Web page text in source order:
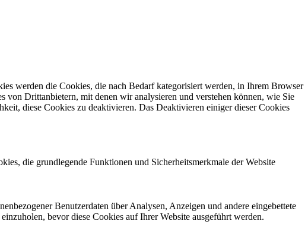
werden die Cookies, die nach Bedarf kategorisiert werden, in Ihrem Browser
von Drittanbietern, mit denen wir analysieren und verstehen können, wie Sie
diese Cookies zu deaktivieren. Das Deaktivieren einiger dieser Cookies
die grundlegende Funktionen und Sicherheitsmerkmale der Website
Benutzerdaten über Analysen, Anzeigen und andere eingebettete
bevor diese Cookies auf Ihrer Website ausgeführt werden.